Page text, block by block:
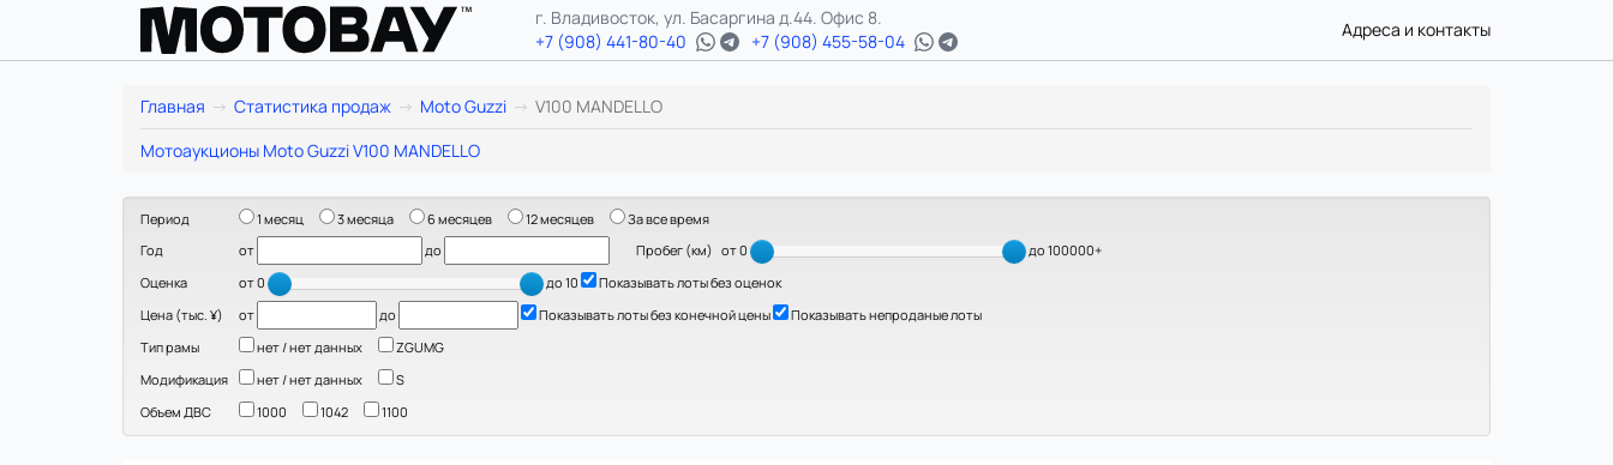
г. Владивосток, ул. Басаргина д.44. Офис 8.
+7 (908) 441-80-40
+7 (908) 455-58-04
Адреса и контакты
Moto
Guzzi
V100
MANDELLO:
статистика
цен
и
продаж
Главная Статистика продаж Moto Guzzi
V100 MANDELLO
Мотоаукционы Moto Guzzi V100 MANDELLO
Период 1 месяц 3 месяца 6 месяцев 12 месяцев
За все время
Год
от до Пробег (км) от 0
до 100000+
Оценка
от 0 до 10
Показывать лоты без оценок
Цена (тыс. ¥)
от до Показывать лоты без конечной цены
Показывать непроданые лоты
Тип рамы
нет / нет данных
ZGUMG
Модификация
нет / нет данных
S
Объем ДВС
1000 1042 1100